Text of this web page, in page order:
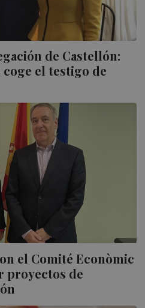
de Castellón:
coge el testigo de
el Comité Econòmic
proyectos de